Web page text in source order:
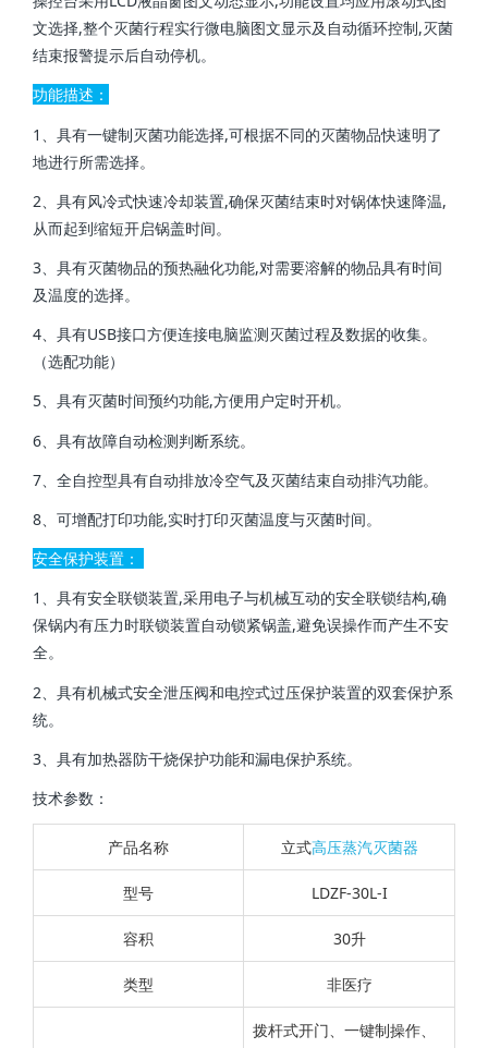
文选择,整个灭菌行程实行微电脑图文显示及自动循环控制,灭菌
结束报警提示后自动停机。
功能描述：
1、具有一键制灭菌功能选择,可根据不同的灭菌物品快速明了
地进行所需选择。
2、具有风冷式快速冷却装置,确保灭菌结束时对锅体快速降温,
从而起到缩短开启锅盖时间。
3、具有灭菌物品的预热融化功能,对需要溶解的物品具有时间
及温度的选择。
4、具有USB接口方便连接电脑监测灭菌过程及数据的收集。
（选配功能）
5、具有灭菌时间预约功能,方便用户定时开机。
6、具有故障自动检测判断系统。
7、全自控型具有自动排放冷空气及灭菌结束自动排汽功能。
8、可增配打印功能,实时打印灭菌温度与灭菌时间。
安全保护装置：
1、具有安全联锁装置,采用电子与机械互动的安全联锁结构,确
保锅内有压力时联锁装置自动锁紧锅盖,避免误操作而产生不安
全。
2、具有机械式安全泄压阀和电控式过压保护装置的双套保护系
统。
3、具有加热器防干烧保护功能和漏电保护系统。
技术参数：
产品名称 立式高压蒸汽灭菌器
型号 LDZF-30L-I
容积 30升
类型 非医疗
拨杆式开门、一键制操作、